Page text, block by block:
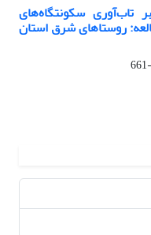
تاب‌آوری سکونتگاه‌های
روستاهای شرق استان